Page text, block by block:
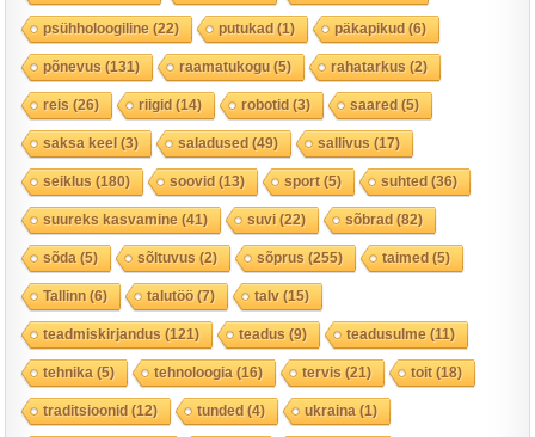
psühholoogiline (22) putukad(1) päkapikud(6)
põnevus (131) raamatukogu(5) rahatarkus (2)
reis (26) riigid(14) robotid(3) saared(5)
saksa keel(3) saladused(49) sallivus (17)
seiklus (180) soovid(13) sport(5) suhted(36)
suureks kasvamine (41) suvi(22) sõbrad(82)
sõda (5) sõltuvus (2) sõprus (255) taimed(5)
Tallinn(6) talutöö(7) talv(15)
teadmiskirjandus (121) teadus (9) teadusulme (11)
tehnika (5) tehnoloogia (16) tervis (21) toit(18)
traditsioonid(12) tunded(4) ukraina (1)